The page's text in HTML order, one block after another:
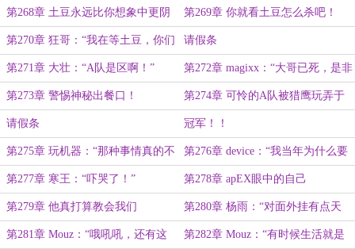
刀 活动回归了！”
第268章 土豆永远比你想象中更阴
暗
第269章 你就看土豆怎么杀吧！
第270章 狂哥：“我在等土豆，你们
在等什么？”
请假条
第271章 大壮：“A队是区啊！” 第272章 magixx：“大哥已死，是非
对错我无心解释！”
第273章 警惕神秘出餐口！ 第274章 可怜的A队被猎鹰玩弄于
股掌之中
请假条 冠军！！
第275章 玩机器：“那种事情真的不
要啊！！”
第276章 device：“我当年为什么要
去NIP？”
第277章 寒王：“吓哭了！” 第278章 apEX眼中的自己
第279章 他真打算教会我们 第280章 杨雨：“对面外挂有点天
赋！”
第281章 Mouz：“哦吼吼，还有这 第282章 Mouz：“有时候生活就是